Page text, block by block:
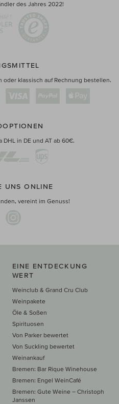
des Jahres 2022!
klassisch auf Rechnung bestellen.
DHL in DE und AT ab 60€.
UNS ONLINE
vereint im Genuss!
EINE ENTDECKUNG
WERT
Weinclub & Grand Cru Club
Weinpakete
Öle & Soßen
Spirituosen
Von Parker bewertet
Von Suckling bewertet
Weinankauf
Bremen: Bar Rique Winehouse
Bremen: Engel WeinCafé
Bremen: Gute Weine – Christoph
Janssen